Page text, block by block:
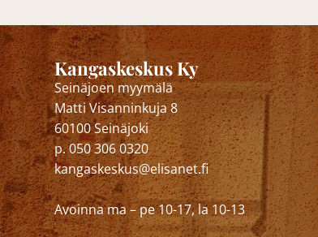
Kangaskeskus Ky
Seinäjoen myymälä
Matti Visanninkuja 8
60100 Seinäjoki
p. 050 306 0320
kangaskeskus@elisanet.fi
Avoinna ma – pe 10-17, la 10-13